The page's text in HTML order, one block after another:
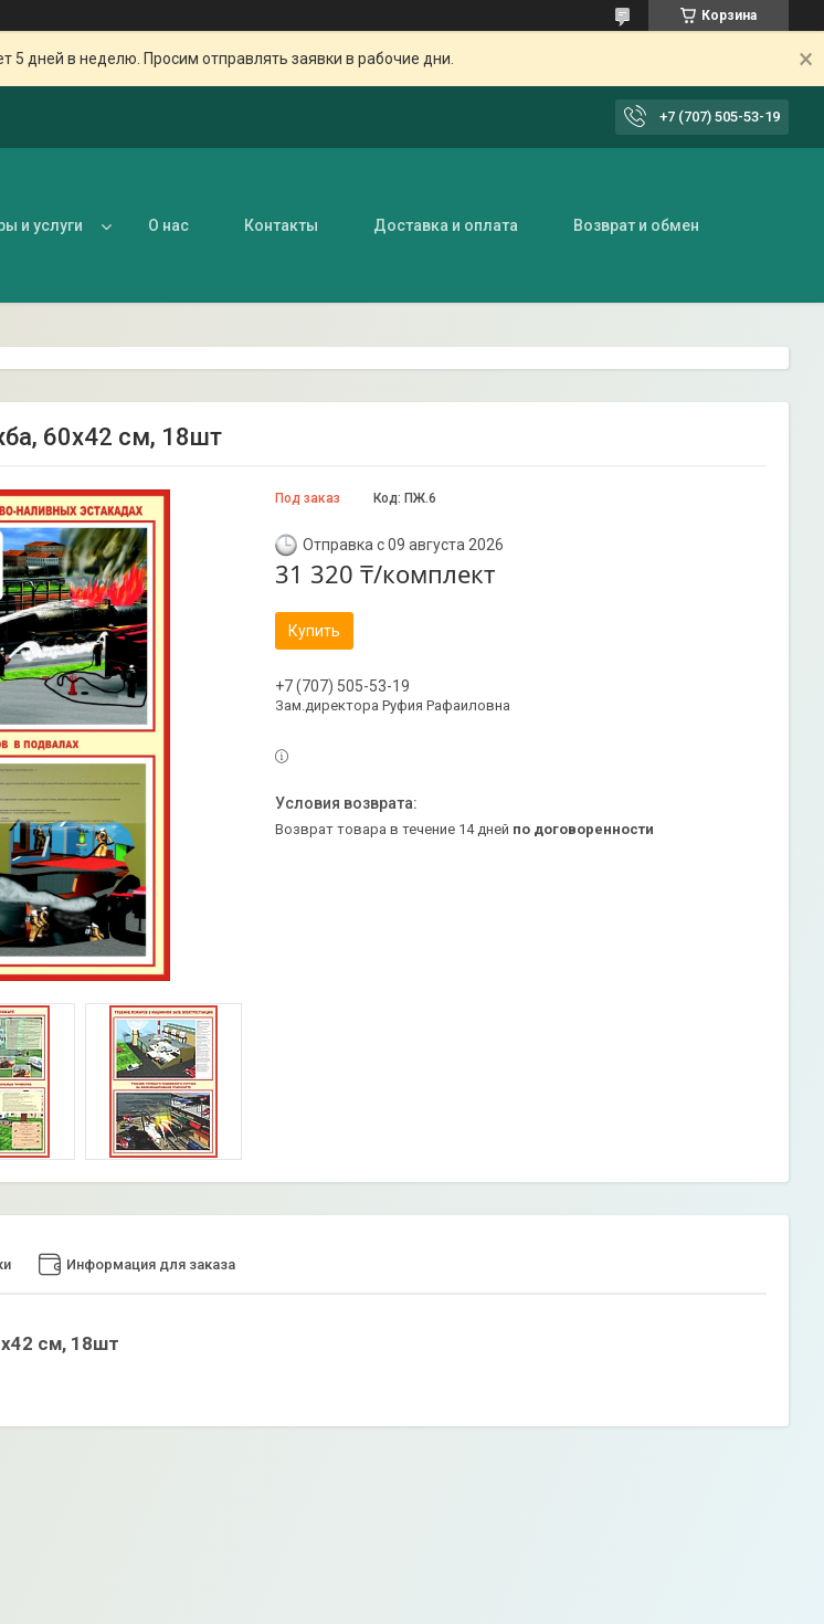
Корзина
5 дней в неделю. Просим отправлять заявки в рабочие дни.
+7 (707) 505-53-19
и услуги О нас Контакты Доставка и оплата Возврат и обмен
60х42 см, 18шт
Под заказ Код: ПЖ.6
Отправка с 09 августа 2026
31 320 ₸/комплект
Купить
+7 (707) 505-53-19
Зам.директора Руфия Рафаиловна
возврат товара в течение 14 дней по договоренности
Информация для заказа
см, 18шт